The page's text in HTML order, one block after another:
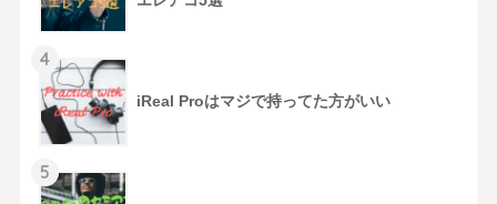
4
iReal Proはマジで持ってた方がいい
5